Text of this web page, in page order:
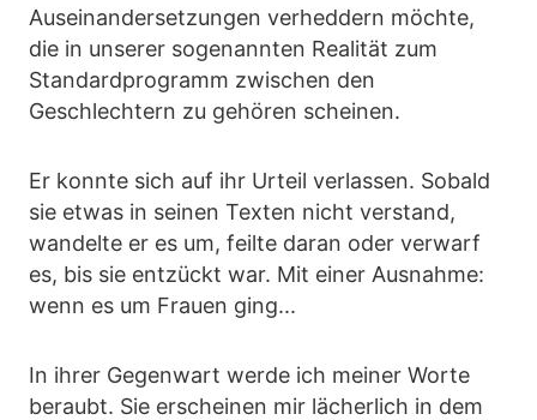
Auseinandersetzungen verheddern möchte,
die in unserer sogenannten Realität zum
Standardprogramm zwischen den
Geschlechtern zu gehören scheinen.
Er konnte sich auf ihr Urteil verlassen. Sobald
sie etwas in seinen Texten nicht verstand,
wandelte er es um, feilte daran oder verwarf
es, bis sie entzückt war. Mit einer Ausnahme:
wenn es um Frauen ging...
In ihrer Gegenwart werde ich meiner Worte
beraubt. Sie erscheinen mir lächerlich in dem